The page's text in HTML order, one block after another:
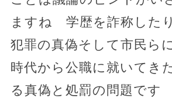
ますね 学歴を詐称した
犯罪の真偽そして市民ら
時代から公職に就いてき
る真偽と処罰の問題です